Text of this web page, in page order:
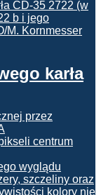
karła
centrum